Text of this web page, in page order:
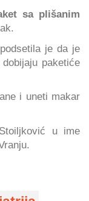
sa plišanim
je da je
paketiće
i uneti makar
u ime